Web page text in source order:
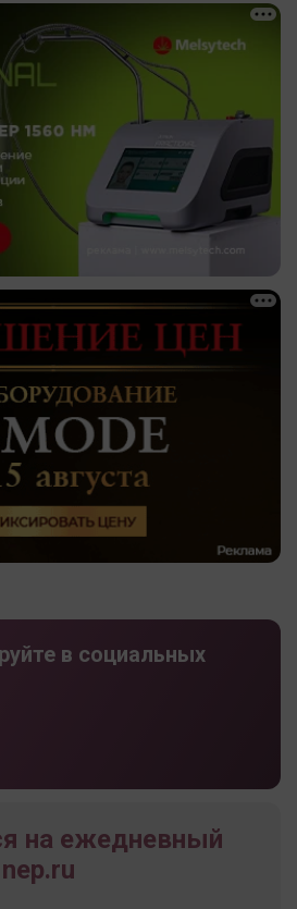
в социальных
на ежедневный